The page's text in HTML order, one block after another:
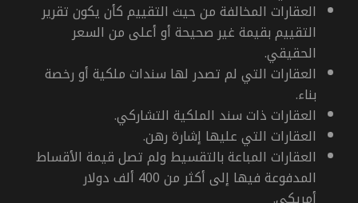
العقارات المخالفة من حيث التقييم كأن يكون تقرير
التقييم بقيمة غير صحيحة أو أعلى من السعر
الحقيقي.
العقارات التي لم تصدر لها سندات ملكية أو رخصة
بناء.
العقارات ذات سند الملكية التشاركي.
العقارات التي عليها إشارة رهن.
العقارات المباعة بالتقسيط ولم تصل قيمة الأقساط
المدفوعة فيها إلى أكثر من 400 ألف دولار